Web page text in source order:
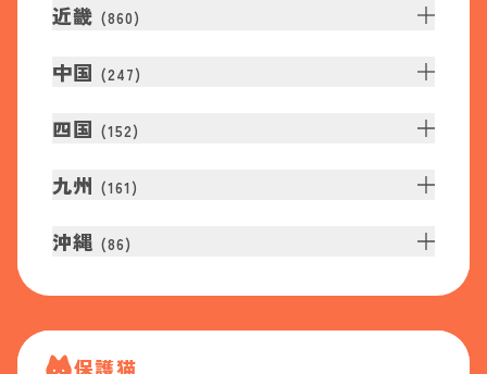
近畿 (860)
中国 (247)
四国 (152)
九州 (161 )
沖縄 (86)
保護猫